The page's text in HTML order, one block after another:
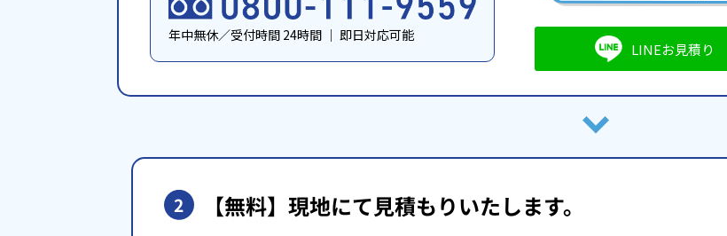
年中無休／受付時間 24時間 ｜ 即日対応可能
LINEお見積り
2 【無料】現地にて見積もりいたします。